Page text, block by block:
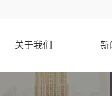
关于我们 新